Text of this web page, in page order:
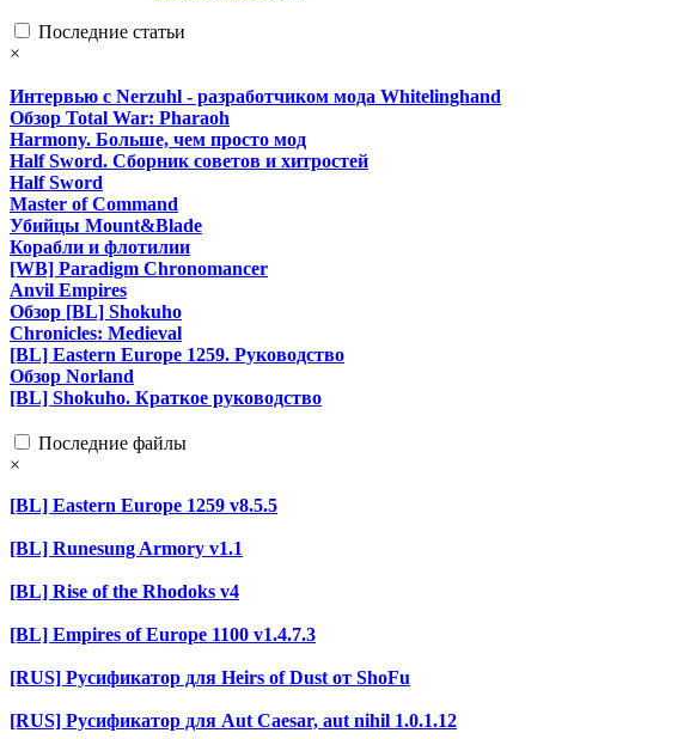
Последние статьи
×
Интервью с Nerzuhl - разработчиком мода Whitelinghand
Обзор Total War: Pharaoh
Harmony. Больше, чем просто мод
Half Sword. Сборник советов и хитростей
Half Sword
Master of Command
Убийцы Mount&Blade
Корабли и флотилии
[WB] Paradigm Chronomancer
Anvil Empires
Обзор [BL] Shokuho
Chronicles: Medieval
[BL] Eastern Europe 1259. Руководство
Обзор Norland
[BL] Shokuho. Краткое руководство
Последние файлы
×
[BL] Eastern Europe 1259 v8.5.5
[BL] Runesung Armory v1.1
[BL] Rise of the Rhodoks v4
[BL] Empires of Europe 1100 v1.4.7.3
[RUS] Русификатор для Heirs of Dust от ShoFu
[RUS] Русификатор для Aut Caesar, aut nihil 1.0.1.12